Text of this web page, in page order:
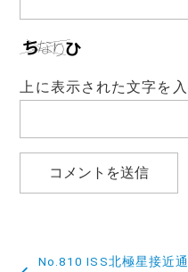
上に表示された文字を
No.810 ISS北極星接近